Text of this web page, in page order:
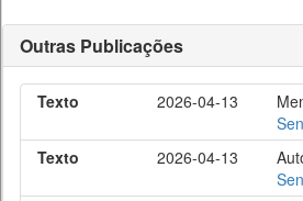
Outras Publicações
Texto 2026-04-13
Texto
2026-04-13